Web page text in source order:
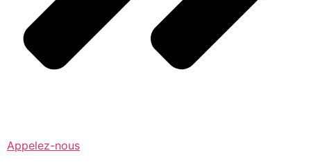
Appelez-nous